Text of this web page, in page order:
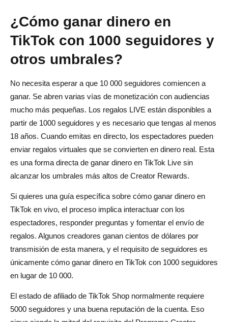
¿Cómo ganar dinero en
TikTok con 1000 seguidores y
otros umbrales?
No necesita esperar a que 10 000 seguidores comiencen a
ganar. Se abren varias vías de monetización con audiencias
mucho más pequeñas. Los regalos LIVE están disponibles a
partir de 1000 seguidores y es necesario que tengas al menos
18 años. Cuando emitas en directo, los espectadores pueden
enviar regalos virtuales que se convierten en dinero real. Esta
es una forma directa de ganar dinero en TikTok Live sin
alcanzar los umbrales más altos de Creator Rewards.
Si quieres una guía específica sobre cómo ganar dinero en
TikTok en vivo, el proceso implica interactuar con los
espectadores, responder preguntas y fomentar el envío de
regalos. Algunos creadores ganan cientos de dólares por
transmisión de esta manera, y el requisito de seguidores es
únicamente cómo ganar dinero en TikTok con 1000 seguidores
en lugar de 10 000.
El estado de afiliado de TikTok Shop normalmente requiere
5000 seguidores y una buena reputación de la cuenta. Eso